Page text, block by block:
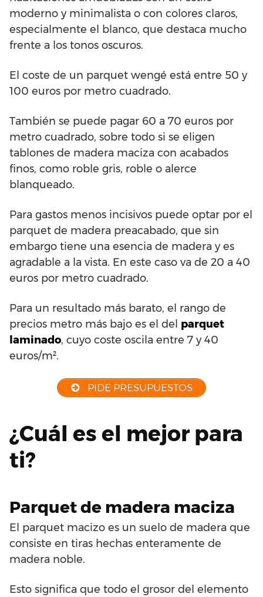
moderno y minimalista o con colores claros,
especialmente el blanco, que destaca mucho
frente a los tonos oscuros.
El coste de un parquet wengé está entre 50 y
100 euros por metro cuadrado.
También se puede pagar 60 a 70 euros por
metro cuadrado, sobre todo si se eligen
tablones de madera maciza con acabados
finos, como roble gris, roble o alerce
blanqueado.
Para gastos menos incisivos puede optar por el
parquet de madera preacabado, que sin
embargo tiene una esencia de madera y es
agradable a la vista. En este caso va de 20 a 40
euros por metro cuadrado.
Para un resultado más barato, el rango de
precios metro más bajo es el del parquet
laminado, cuyo coste oscila entre 7 y 40
euros/m².
PIDE PRESUPUESTOS
¿Cuál es el mejor para
ti?
Parquet de madera maciza
El parquet macizo es un suelo de madera que
consiste en tiras hechas enteramente de
madera noble.
Esto significa que todo el grosor del elemento